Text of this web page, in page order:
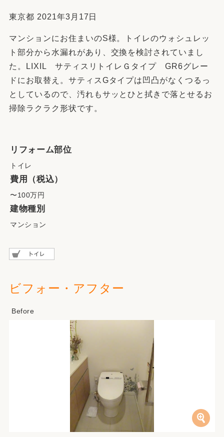
東京都 2021年3月17日
マンションにお住まいのS様。トイレのウォシュレッ
ト部分から水漏れがあり、交換を検討されていまし
た。LIXIL サティスリトイレＧタイプ GR6グレー
ドにお取替え。サティスGタイプは凹凸がなくつるっ
としているので、汚れもサッとひと拭きで落とせるお
掃除ラクラク形状です。
リフォーム部位
トイレ
費用（税込）
〜100万円
建物種別
マンション
ビフォー・アフター